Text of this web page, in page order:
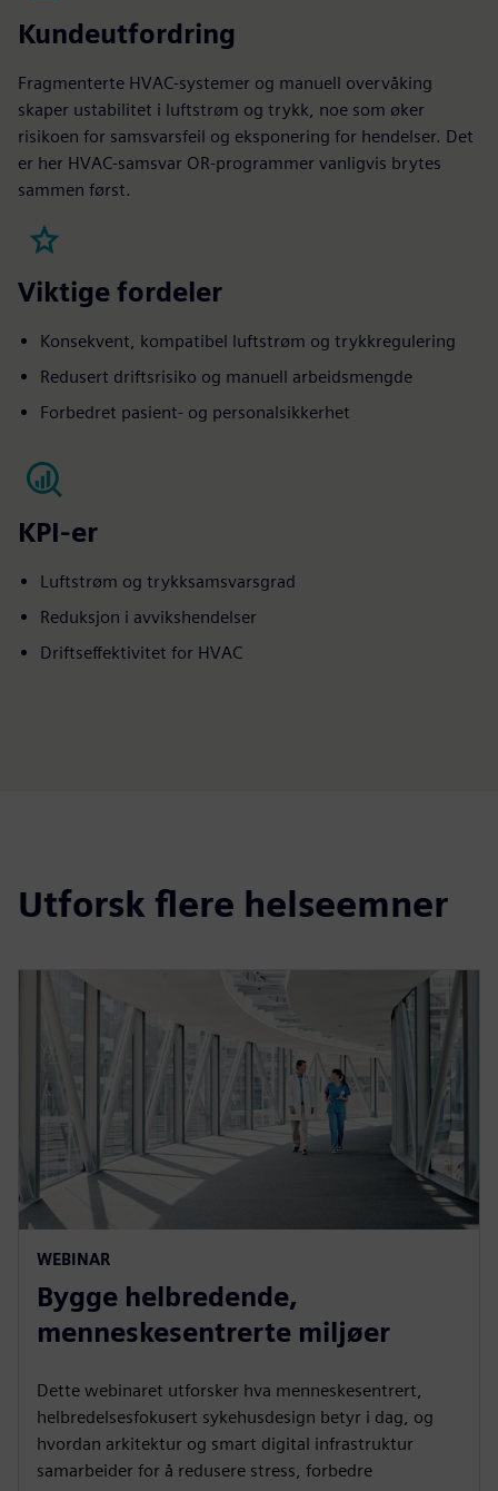
Kundeutfordring
Fragmenterte HVAC-systemer og manuell overvåking
skaper ustabilitet i luftstrøm og trykk, noe som øker
risikoen for samsvarsfeil og eksponering for hendelser. Det
er her HVAC-samsvar OR-programmer vanligvis brytes
sammen først.
Viktige fordeler
Konsekvent, kompatibel luftstrøm og trykkregulering
Redusert driftsrisiko og manuell arbeidsmengde
Forbedret pasient- og personalsikkerhet
KPI-er
Luftstrøm og trykksamsvarsgrad
Reduksjon i avvikshendelser
Driftseffektivitet for HVAC
Utforsk flere helseemner
WEBINAR
Bygge helbredende,
menneskesentrerte miljøer
Dette webinaret utforsker hva menneskesentrert,
helbredelsesfokusert sykehusdesign betyr i dag, og
hvordan arkitektur og smart digital infrastruktur
samarbeider for å redusere stress, forbedre